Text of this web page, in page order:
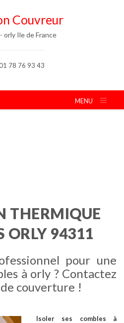
Couvreur
orly Ile de France
78 76 93 43
MENU
THERMIQUE
ORLY 94311
pour une
à orly ? Contactez
couverture !
Isoler ses combles à